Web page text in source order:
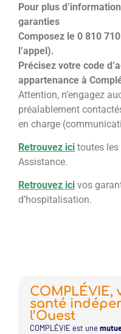
Pour plus
garanties
Composez le 0 810
l’appel).
Précisez votre code
appartenance à
Attention, n’engagez
préalablement
en charge
Retrouvez ici toutes
Assistance.
Retrouvez ici vos
d’hospitalisation.
santé
l’Ouest
COMPLÉVIE est une